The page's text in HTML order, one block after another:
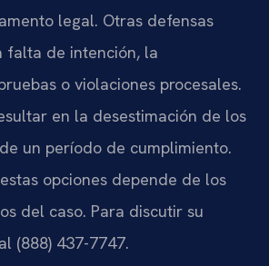
legal. Otras defensas
falta de intención, la
o violaciones procesales.
en la desestimación de los
un período de cumplimiento.
opciones depende de los
del caso. Para discutir su
(888) 437-7747.